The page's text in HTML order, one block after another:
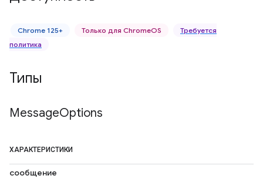
Chrome 125+ Только для ChromeOS
Требуется
политика
Типы
MessageOptions
ХАРАКТЕРИСТИКИ
сообщение